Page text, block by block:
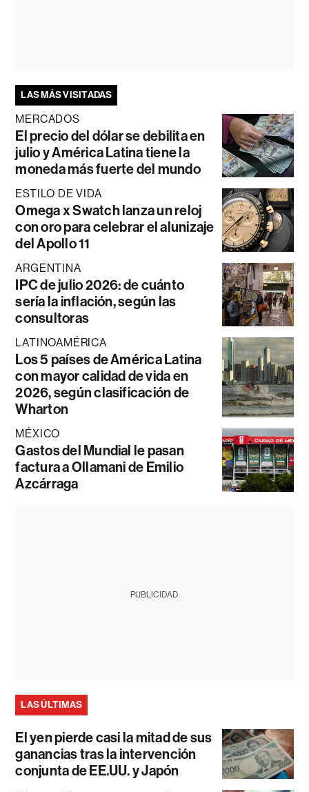
LAS MÁS VISITADAS
MERCADOS
El precio del dólar se debilita en
julio y América Latina tiene la
moneda más fuerte del mundo
ESTILO DE VIDA
Omega x Swatch lanza un reloj
con oro para celebrar el alunizaje
del Apollo 11
ARGENTINA
IPC de julio 2026: de cuánto
sería la inflación, según las
consultoras
LATINOAMÉRICA
Los 5 países de América Latina
con mayor calidad de vida en
2026, según clasificación de
Wharton
MÉXICO
Gastos del Mundial le pasan
factura a Ollamani de Emilio
Azcárraga
PUBLICIDAD
LAS ÚLTIMAS
El yen pierde casi la mitad de sus
ganancias tras la intervención
conjunta de EE.UU. y Japón